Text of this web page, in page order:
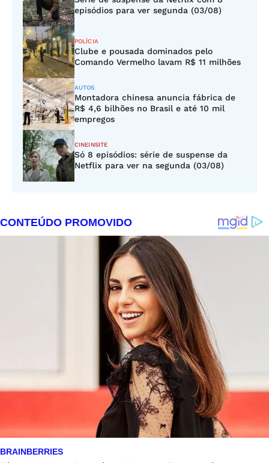
episódios para ver segunda (03/08)
POLÍCIA
Clube e pousada dominados pelo
Comando Vermelho lavam R$ 11 milhões
AUTOS
Montadora chinesa anuncia fábrica de
R$ 4,6 bilhões no Brasil e até 10 mil
empregos
CINEINSITE
Só 8 episódios: série de suspense da
Netflix para ver na segunda (03/08)